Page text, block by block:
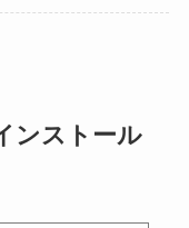
ンストール